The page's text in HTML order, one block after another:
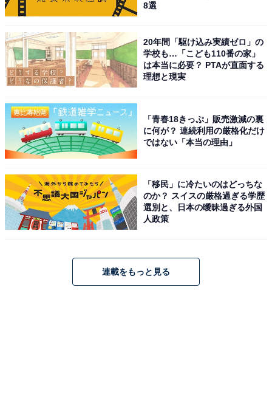
8選
20年間「駆け込み実績ゼロ」の
学校も…「こども110番の家」
は本当に必要？ PTAが直面する
理想と現実
「青春18きっぷ」販売激減の裏
に何が？ 連続利用の厳格化だけ
ではない「本当の理由」
「移民」に冷たいのはどっちな
のか？ スイスの厳格過ぎる学歴
選別と、日本の曖昧過ぎる外国
人政策
連載をもっと見る